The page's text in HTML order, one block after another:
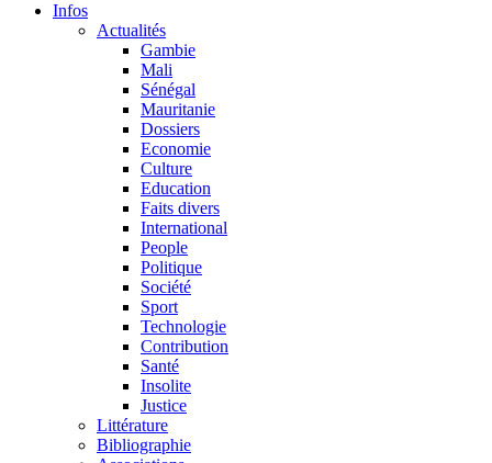
Infos
Actualités
Gambie
Mali
Sénégal
Mauritanie
Dossiers
Economie
Culture
Education
Faits divers
International
People
Politique
Société
Sport
Technologie
Contribution
Santé
Insolite
Justice
Littérature
Bibliographie